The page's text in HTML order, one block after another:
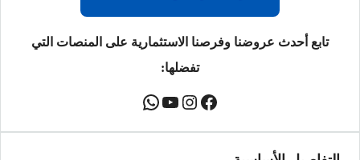
تابع أحدث عروضنا وفرصنا الاستثمارية على المنصات التي
تفضلها: